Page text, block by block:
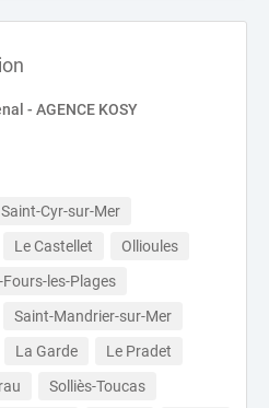
- AGENCE KOSY
Saint-Cyr-sur-Mer
Le Castellet
Ollioules
Fours-les-Plages
Saint-Mandrier-sur-Mer
La Garde
Le Pradet
Solliès-Toucas